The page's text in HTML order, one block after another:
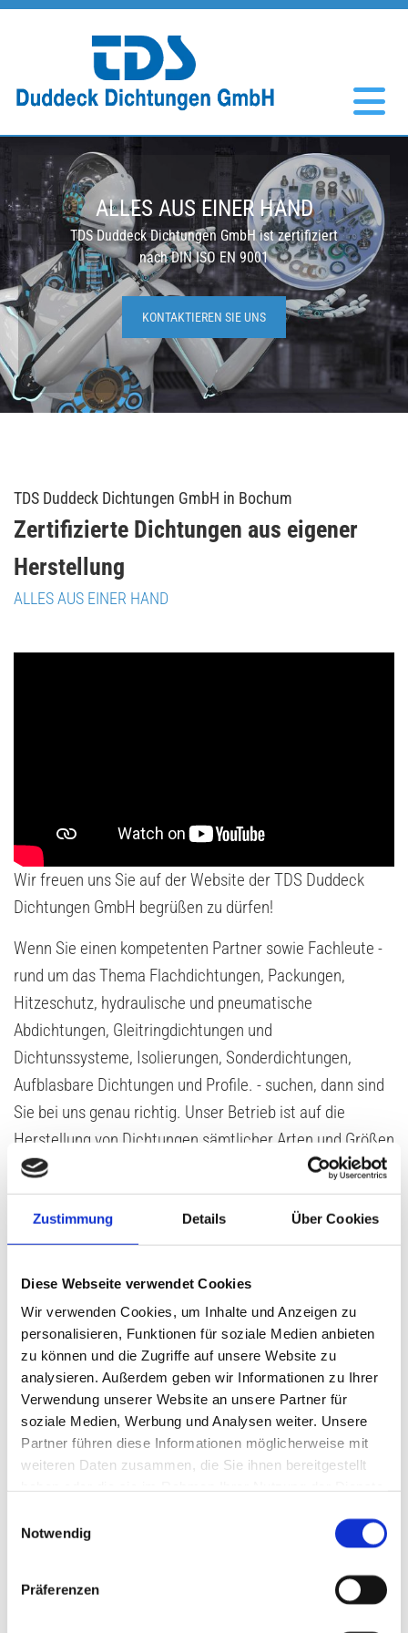
Zustimmung Details Über Cookies
Diese Webseite verwendet Cookies
Wir verwenden Cookies, um Inhalte und Anzeigen zu
personalisieren, Funktionen für soziale Medien anbieten
zu können und die Zugriffe auf unsere Website zu
analysieren. Außerdem geben wir Informationen zu Ihrer
Verwendung unserer Website an unsere Partner für
soziale Medien, Werbung und Analysen weiter. Unsere
Partner führen diese Informationen möglicherweise mit
weiteren Daten zusammen, die Sie ihnen bereitgestellt
Notwendig
Präferenzen
Zum Inhalt springen
ALLES AUS EINER HAND
TDS Duddeck Dichtungen GmbH ist zertifiziert
nach DIN ISO EN 9001
KONTAKTIEREN SIE UNS
TDS Duddeck Dichtungen GmbH in Bochum
Zertifizierte Dichtungen aus eigener
Herstellung
ALLES AUS EINER HAND
Wir freuen uns Sie auf der Website der TDS Duddeck
Dichtungen GmbH begrüßen zu dürfen!
Wenn Sie einen kompetenten Partner sowie Fachleute -
rund um das Thema Flachdichtungen, Packungen,
Hitzeschutz, hydraulische und pneumatische
Abdichtungen, Gleitringdichtungen und
Dichtunssysteme, Isolierungen, Sonderdichtungen,
Aufblasbare Dichtungen und Profile. - suchen, dann sind
Sie bei uns genau richtig. Unser Betrieb ist auf die
Herstellung von Dichtungen sämtlicher Arten und Größen
spezialisiert.
In allen zertifizierten Arbeitsbereichen verfügen wir über
Sie zu finden und bestmöglich und termingerecht
umzusetzen.